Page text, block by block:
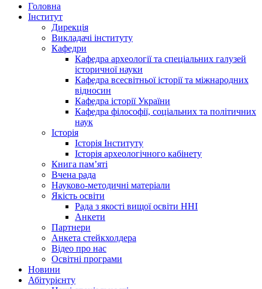
Головна
Інститут
Дирекція
Викладачі інституту
Кафедри
Кафедра археології та спеціальних галузей
історичної науки
Кафедра всесвітньої історії та міжнародних
відносин
Кафедра історії України
Кафедра філософії, соціальних та політичних
наук
Історія
Історія Інституту
Історія археологічного кабінету
Книга памʼяті
Вчена рада
Науково-методичні матеріали
Якість освіти
Рада з якості вищої освіти ННІ
Анкети
Партнери
Анкета стейкхолдера
Відео про нас
Освітні програми
Hовини
Абітурієнту